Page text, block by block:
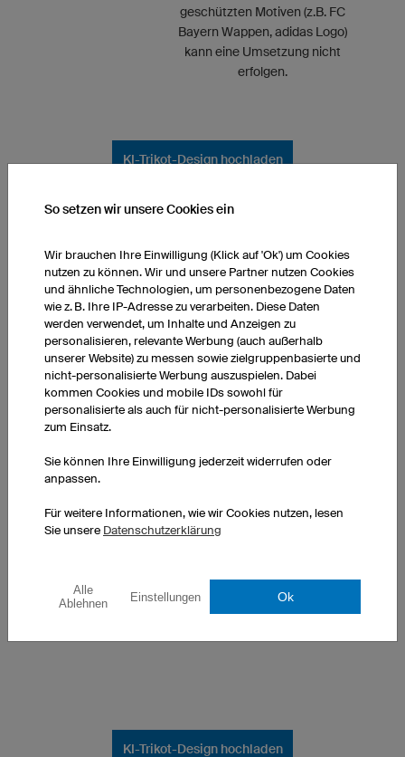
geschützten Motiven (z.B. FC
Bayern Wappen, adidas Logo)
kann eine Umsetzung nicht
erfolgen.
KI-Trikot-Design hochladen
KI DESIGNS UNSERER KUNDEN
KI-Trikot-Design hochladen
So setzen wir unsere Cookies ein
Wir brauchen Ihre Einwilligung (Klick auf 'Ok') um Cookies
nutzen zu können. Wir und unsere Partner nutzen Cookies
und ähnliche Technologien, um personenbezogene Daten
wie z. B. Ihre IP-Adresse zu verarbeiten. Diese Daten
werden verwendet, um Inhalte und Anzeigen zu
personalisieren, relevante Werbung (auch außerhalb
unserer Website) zu messen sowie zielgruppenbasierte und
nicht-personalisierte Werbung auszuspielen. Dabei
kommen Cookies und mobile IDs sowohl für
personalisierte als auch für nicht-personalisierte Werbung
zum Einsatz.
Sie können Ihre Einwilligung jederzeit widerrufen oder
anpassen.
Für weitere Informationen, wie wir Cookies nutzen, lesen
Sie unsere Datenschutzerklärung
Alle
Ablehnen
Einstellungen Ok